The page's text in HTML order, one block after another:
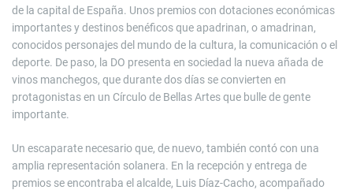
de la capital de España. Unos premios con dotaciones económicas
importantes y destinos benéficos que apadrinan, o amadrinan,
conocidos personajes del mundo de la cultura, la comunicación o el
deporte. De paso, la DO presenta en sociedad la nueva añada de
vinos manchegos, que durante dos días se convierten en
protagonistas en un Círculo de Bellas Artes que bulle de gente
importante.
Un escaparate necesario que, de nuevo, también contó con una
amplia representación solanera. En la recepción y entrega de
premios se encontraba el alcalde, Luis Díaz-Cacho, acompañado